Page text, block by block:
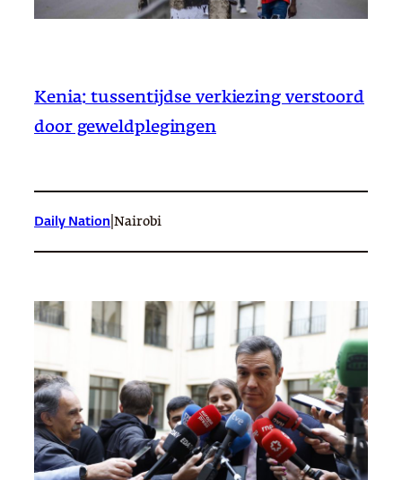
Kenia: tussentijdse verkiezing verstoord
door geweldplegingen
Daily Nation Nairobi